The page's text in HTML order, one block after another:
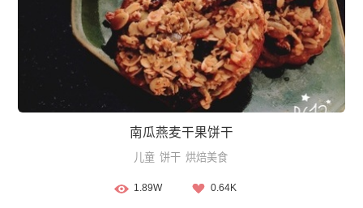
南瓜燕麦干果饼干
儿童 饼干 烘焙美食
1.89W 0.64K